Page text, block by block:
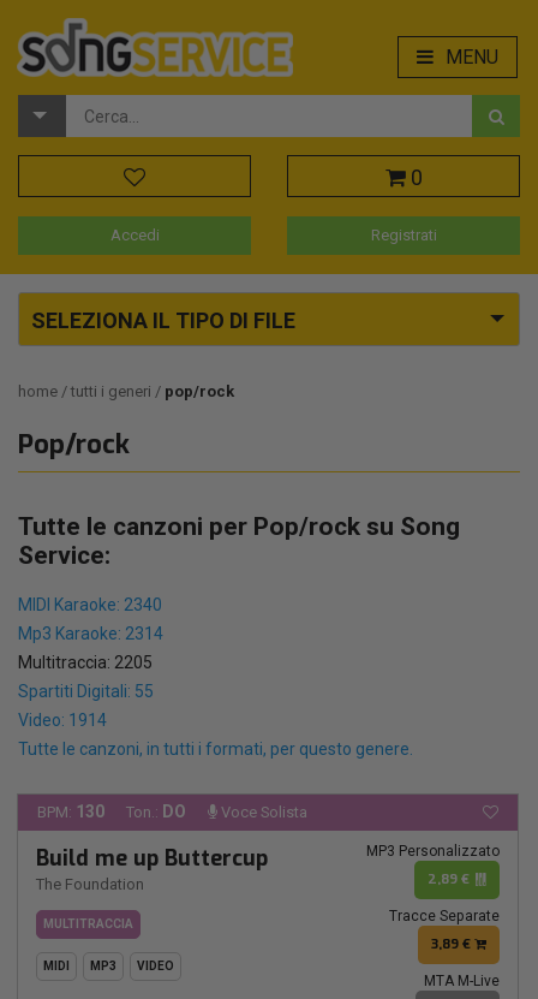
MENU
0
Accedi Registrati
SELEZIONA IL TIPO DI FILE
home tutti i generi pop/rock
Pop/rock
Tutte le canzoni per Pop/rock su Song
Service:
MIDI Karaoke: 2340
Mp3 Karaoke: 2314
Multitraccia: 2205
Spartiti Digitali: 55
Video: 1914
Tutte le canzoni, in tutti i formati, per questo genere.
BPM: 130 Ton.: DO Voce Solista
Build me up Buttercup
The Foundation
MULTITRACCIA
MIDI MP3 VIDEO
MP3 Personalizzato
2,89 €
Tracce Separate
3,89 €
MTA M-Live